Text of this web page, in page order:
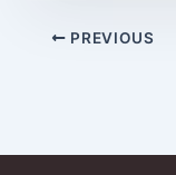
PREVIOUS